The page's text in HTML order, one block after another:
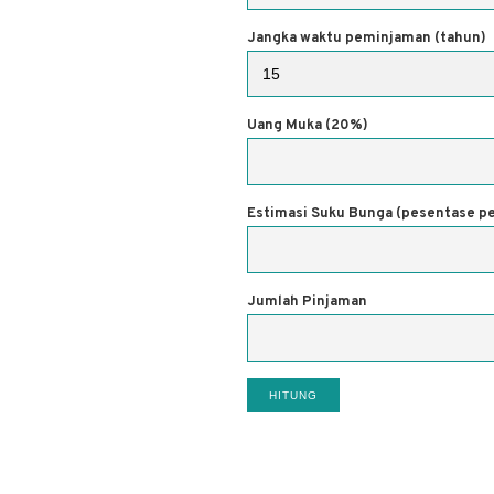
Jangka waktu peminjaman (tahun)
Uang Muka (20%)
Estimasi Suku Bunga (pesentase
Jumlah Pinjaman